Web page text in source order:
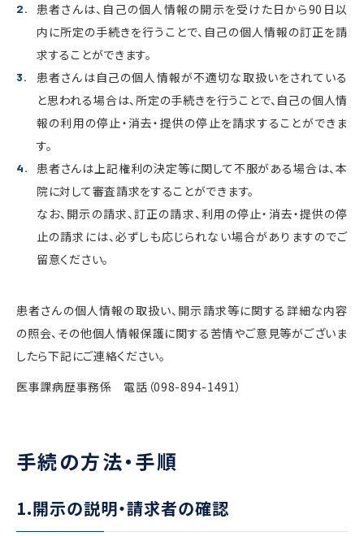
患者さんは、自己の個人情報の開示を受けた日から90日以
内に所定の手続きを行うことで、自己の個人情報の訂正を請
求することができます。
患者さんは自己の個人情報が不適切な取扱いをされている
と思われる場合は、所定の手続きを行うことで、自己の個人情
報の利用の停止・消去・提供の停止を請求することができま
す。
患者さんは上記権利の決定等に関して不服がある場合は、本
院に対して審査請求をすることができます。
なお、開示の請求、訂正の請求、利用の停止・消去・提供の停
止の請求には、必ずしも応じられない場合がありますのでご
留意ください。
患者さんの個人情報の取扱い、開示請求等に関する詳細な内容
の照会、その他個人情報保護に関する苦情やご意見等がございま
したら下記にご連絡ください。
医事課病歴事務係 電話（098-894-1491）
手続の方法・手順
1.開示の説明・請求者の確認